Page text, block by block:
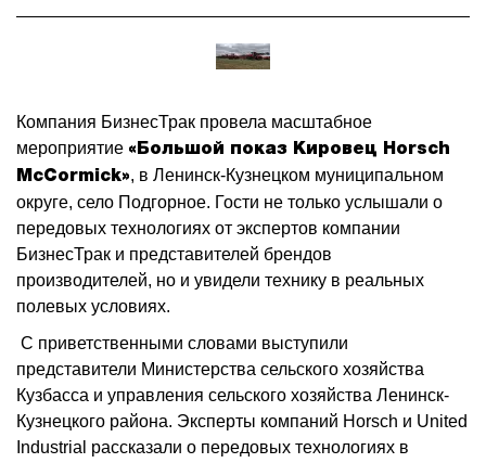
ALTAI Trucks
Zoomlion
ПАЗ
ЛИАЗ
Сервис
Компания БизнесТрак провела масштабное
мероприятие «Большой показ Кировец Horsch
McCormick», в Ленинск-Кузнецком муниципальном
округе, село Подгорное. Гости не только услышали о
передовых технологиях от экспертов компании
БизнесТрак и представителей брендов
производителей, но и увидели технику в реальных
полевых условиях.
С приветственными словами выступили
представители Министерства сельского хозяйства
Кузбасса и управления сельского хозяйства Ленинск-
Кузнецкого района. Эксперты компаний Horsch и United
Industrial рассказали о передовых технологиях в